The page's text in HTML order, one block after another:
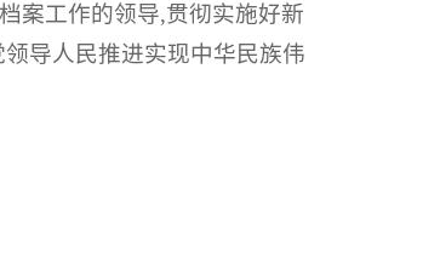
案工作的领导,贯彻实施好新
导人民推进实现中华民族伟